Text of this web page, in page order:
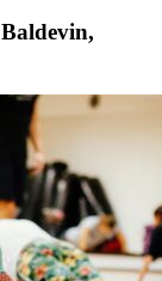
Baldevin,